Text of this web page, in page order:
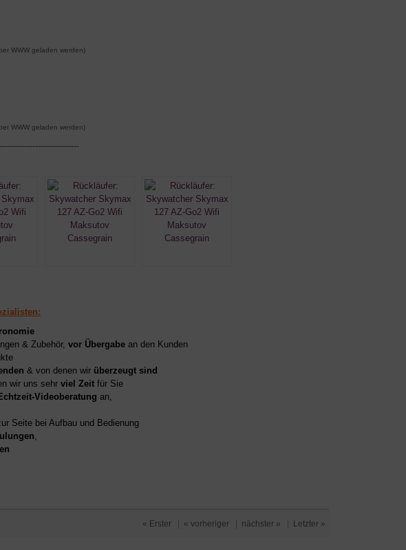
WWW geladen werden)
WWW geladen werden)
& Zubehör, vor Übergabe an den Kunden
& von denen wir überzeugt sind
wir uns sehr viel Zeit für Sie
Echtzeit-Videoberatung an,
Seite bei Aufbau und Bedienung
« Erster | « vorheriger | nächster » | Letzter »